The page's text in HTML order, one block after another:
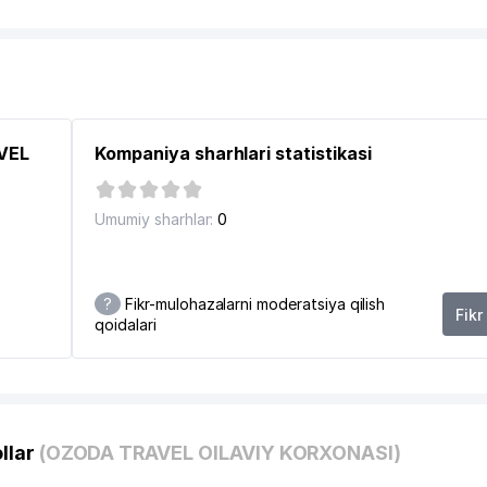
Kompaniya sharhlari statistikasi
Umumiy sharhlar: 0
?
Fikr-mulohazalarni moderatsiya qilish
qoidalari
(OZODA TRAVEL OILAVIY KORXONASI)